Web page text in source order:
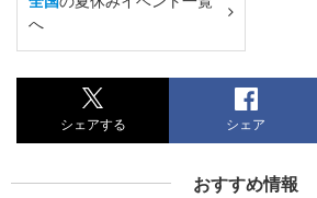
へ
シェアする シェア
おすすめ情報